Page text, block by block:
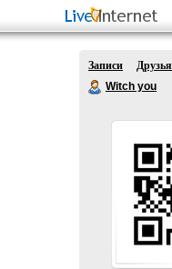
Записи Друзья
Witch you